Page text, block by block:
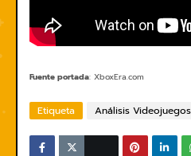
Fuente portada: XboxEra.com
Etiqueta Análisis Videojuegos